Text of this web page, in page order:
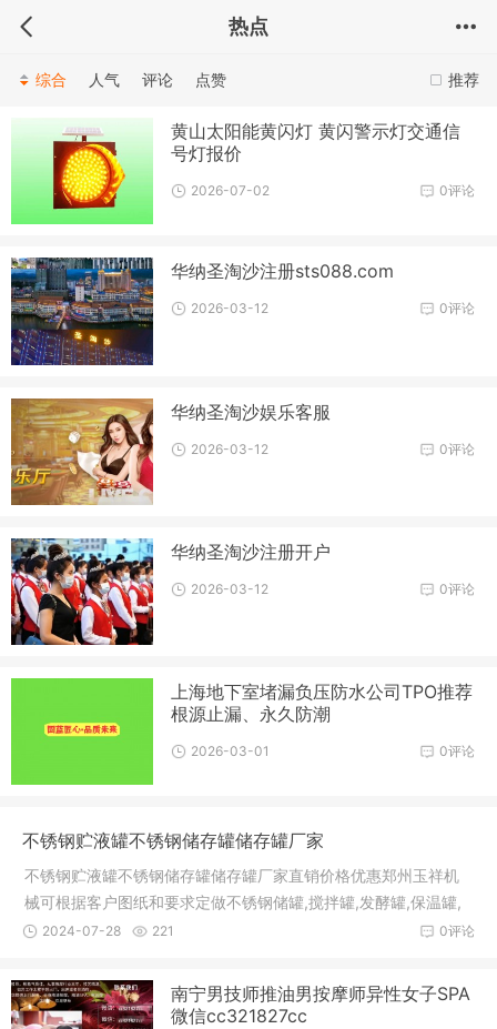
热点
推荐
综合 人气 评论 点赞
黄山太阳能黄闪灯 黄闪警示灯交通信
号灯报价
0评论
2026-07-02
华纳圣淘沙注册sts088.com
0评论
2026-03-12
华纳圣淘沙娱乐客服
0评论
2026-03-12
华纳圣淘沙注册开户
0评论
2026-03-12
上海地下室堵漏负压防水公司TPO推荐
根源止漏、永久防潮
0评论
2026-03-01
不锈钢贮液罐不锈钢储存罐储存罐厂家
不锈钢贮液罐不锈钢储存罐储存罐厂家直销价格优惠郑州玉祥机
械可根据客户图纸和要求定做不锈钢储罐,搅拌罐,发酵罐,保温罐,
高剪切乳化罐,欢迎新老客户洽谈合作 ,共同发展131 0383 3308
药、生物、工程、食品、饮料、果酒、调味品、化工、油脂等行
业中间缓存、储液设备
0评论
2024-07-28 221
南宁男技师推油男按摩师异性女子SPA
微信cc321827cc